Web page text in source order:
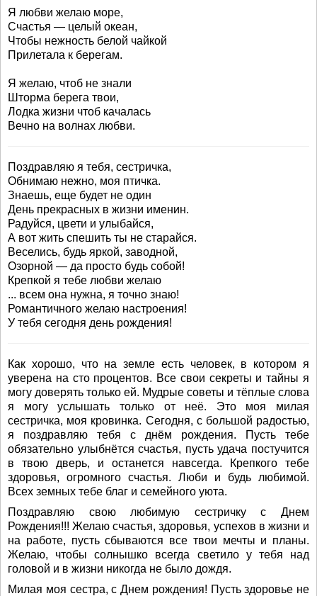
Я любви желаю море,
Счастья — целый океан,
Чтобы нежность белой чайкой
Прилетала к берегам.
Я желаю, чтоб не знали
Шторма берега твои,
Лодка жизни чтоб качалась
Вечно на волнах любви.
Поздравляю я тебя, сестричка,
Обнимаю нежно, моя птичка.
Знаешь, еще будет не один
День прекрасных в жизни именин.
Радуйся, цвети и улыбайся,
А вот жить спешить ты не старайся.
Веселись, будь яркой, заводной,
Озорной — да просто будь собой!
Крепкой я тебе любви желаю
... всем она нужна, я точно знаю!
Романтичного желаю настроения!
У тебя сегодня день рождения!
Как хорошо, что на земле есть человек, в котором я
уверена на сто процентов. Все свои секреты и тайны я
могу доверять только ей. Мудрые советы и тёплые слова
я могу услышать только от неё. Это моя милая
сестричка, моя кровинка. Сегодня, с большой радостью,
я поздравляю тебя с днём рождения. Пусть тебе
обязательно улыбнётся счастья, пусть удача постучится
в твою дверь, и останется навсегда. Крепкого тебе
здоровья, огромного счастья. Люби и будь любимой.
Всех земных тебе благ и семейного уюта.
Поздравляю свою любимую сестричку с Днем
Рождения!!! Желаю счастья, здоровья, успехов в жизни и
на работе, пусть сбываются все твои мечты и планы.
Желаю, чтобы солнышко всегда светило у тебя над
головой и в жизни никогда не было дождя.
Милая моя сестра, с Днем рождения! Пусть здоровье не